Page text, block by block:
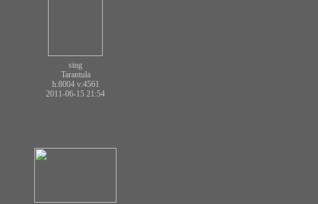
sing
Tarantula
h:8004 v:4561
2011-06-15 21:54